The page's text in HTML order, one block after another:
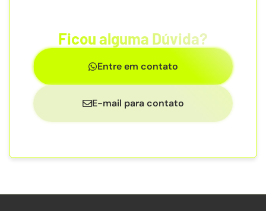
Ficou alguma Dúvida?
Entre em contato
E-mail para contato